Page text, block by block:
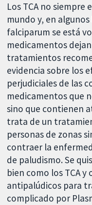
Los TCA no
mundo y, en
falciparum se está
medicamentos
tratamientos
evidencia sobre los
perjudiciales de las
medicamentos que
sino que contienen
trata de un
personas de zonas
contraer la
de paludismo. Se
bien como los TCA
antipalúdicos para
complicado por